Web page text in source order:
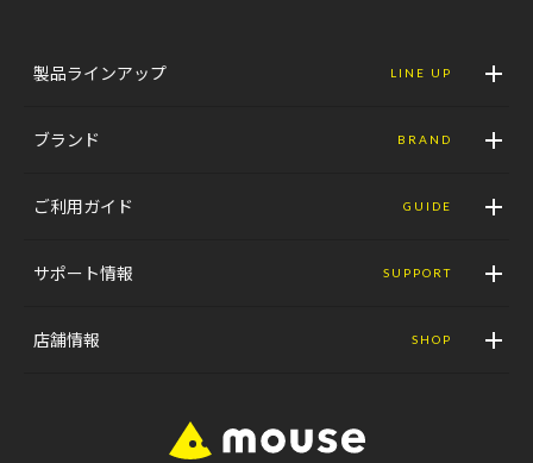
製品ラインアップ LINE UP
ブランド BRAND
ご利用ガイド GUIDE
サポート情報 SUPPORT
店舗情報 SHOP